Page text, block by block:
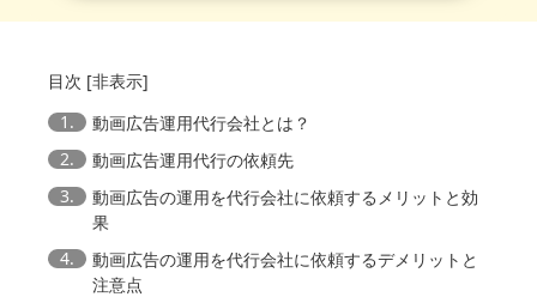
目次 [非表示]
1.
動画広告運用代行会社とは？
2.
動画広告運用代行の依頼先
3.
動画広告の運用を代行会社に依頼するメリットと効
果
4.
動画広告の運用を代行会社に依頼するデメリットと
注意点